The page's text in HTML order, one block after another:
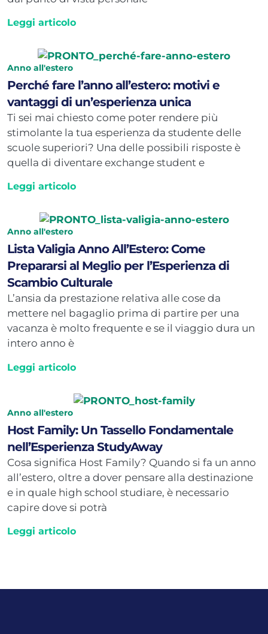
Leggi articolo
Anno all'estero
Perché fare l’anno all’estero: motivi e
vantaggi di un’esperienza unica
Ti sei mai chiesto come poter rendere più
stimolante la tua esperienza da studente delle
scuole superiori? Una delle possibili risposte è
quella di diventare exchange student e
Leggi articolo
Anno all'estero
Lista Valigia Anno All’Estero: Come
Prepararsi al Meglio per l’Esperienza di
Scambio Culturale
L’ansia da prestazione relativa alle cose da
mettere nel bagaglio prima di partire per una
vacanza è molto frequente e se il viaggio dura un
intero anno è
Leggi articolo
Anno all'estero
Host Family: Un Tassello Fondamentale
nell’Esperienza StudyAway
Cosa significa Host Family? Quando si fa un anno
all’estero, oltre a dover pensare alla destinazione
e in quale high school studiare, è necessario
capire dove si potrà
Leggi articolo